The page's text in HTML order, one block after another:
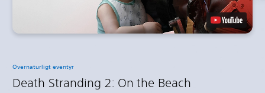
Overnaturligt eventyr
Death Stranding 2: On the Beach